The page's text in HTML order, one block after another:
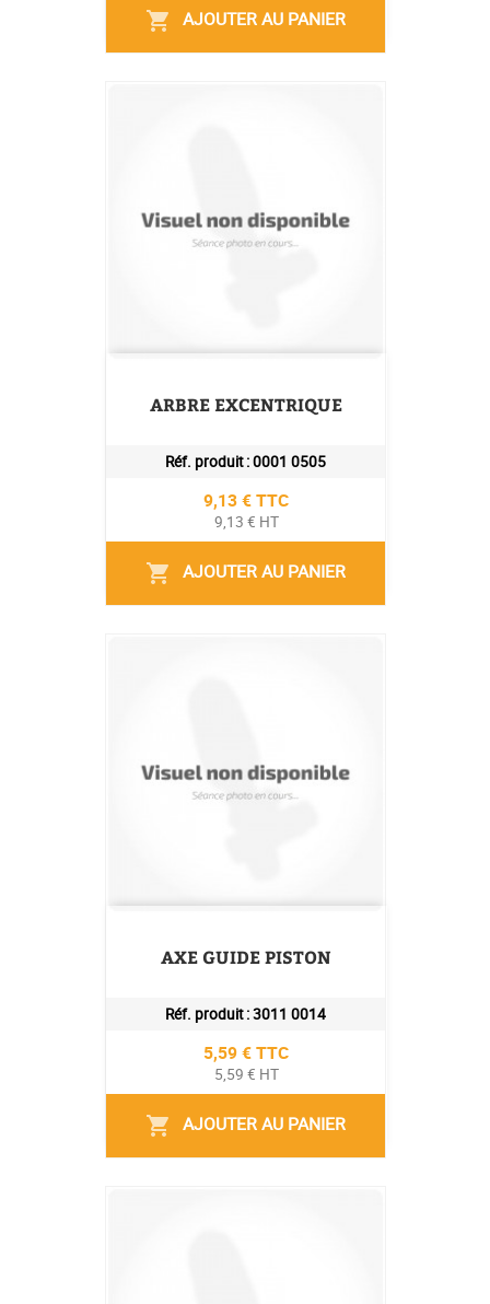
shopping_cart AJOUTER AU PANIER
ARBRE EXCENTRIQUE
Réf. produit :0001 0505
Prix
9,13 € TTC
9,13 € HT
shopping_cart AJOUTER AU PANIER
AXE GUIDE PISTON
Réf. produit :3011 0014
Prix
5,59 € TTC
5,59 € HT
shopping_cart AJOUTER AU PANIER